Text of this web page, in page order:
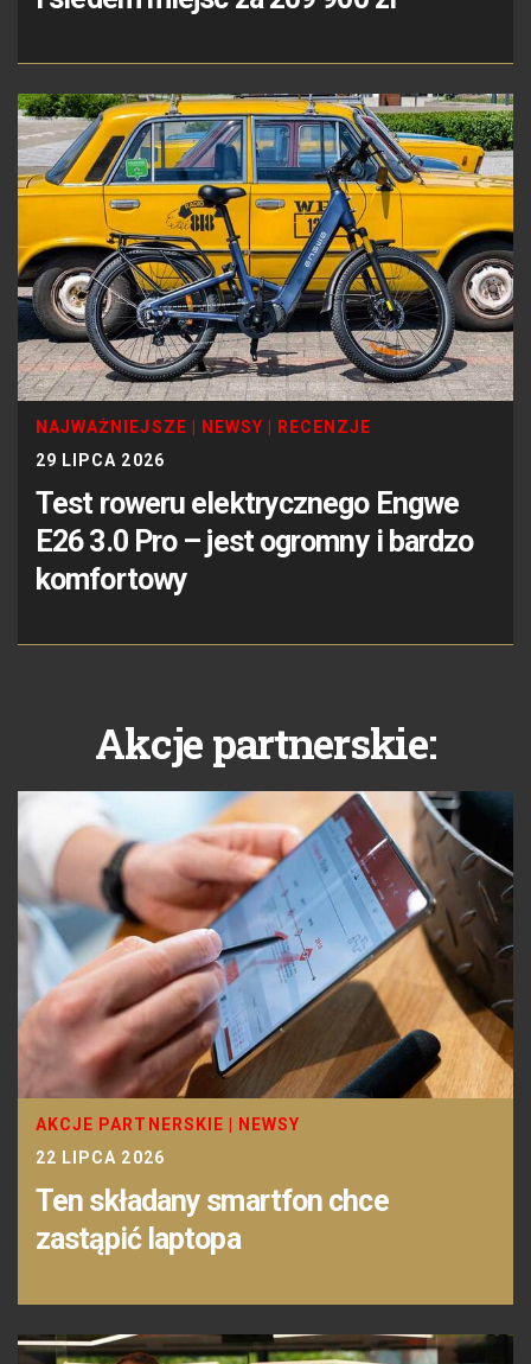
NAJWAŻNIEJSZE NEWSY
RECENZJE
29 LIPCA 2026
Test roweru elektrycznego Engwe
E26 3.0 Pro – jest ogromny i bardzo
komfortowy
Akcje partnerskie:
AKCJE PARTNERSKIE
NEWSY
22 LIPCA 2026
Ten składany smartfon chce
zastąpić laptopa